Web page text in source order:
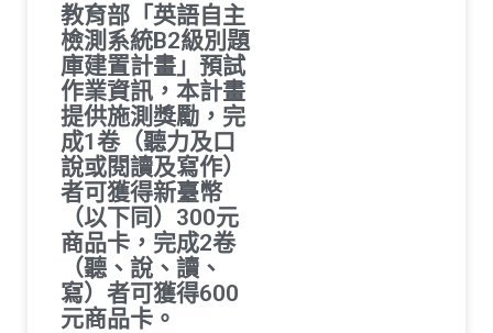
教育部「英語自主
檢測系統B2級別題
庫建置計畫」預試
作業資訊，本計畫
提供施測獎勵，完
成1卷（聽力及口
說或閱讀及寫作）
者可獲得新臺幣
（以下同）300元
商品卡，完成2卷
（聽、說、讀、
寫）者可獲得600
元商品卡。